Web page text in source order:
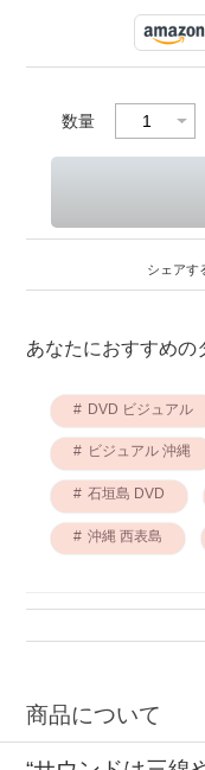
数量
シェアす
あなたにおすすめの
DVD ビジュアル
ビジュアル 沖縄
石垣島 DVD
沖縄 西表島
商品について